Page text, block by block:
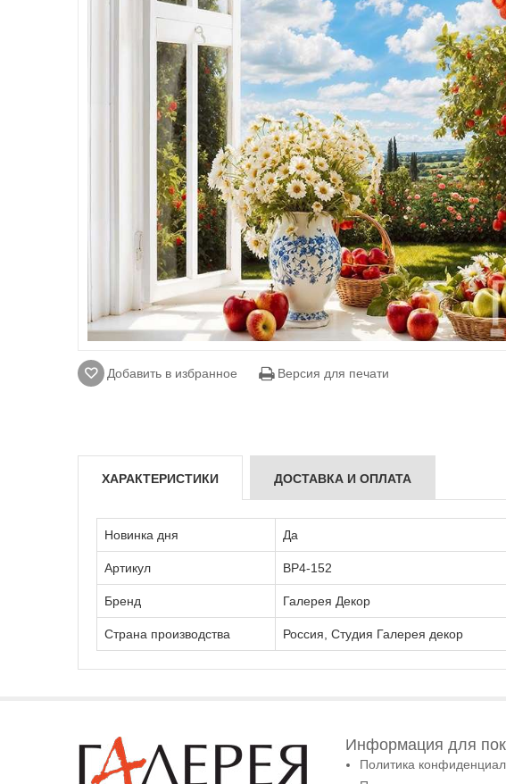
Добавить в избранное Версия для печати
ХАРАКТЕРИСТИКИ ДОСТАВКА И ОПЛАТА
Новинка дня Да
Артикул ВР4-152
Бренд Галерея Декор
Страна производства Россия, Студия Галерея декор
Информация для
Политика